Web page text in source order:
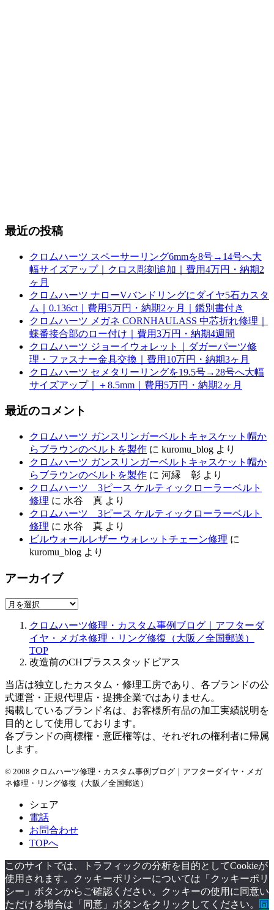
最近の投稿
クロムハーツ スペーサーリング6mmを8号→14号へ大
幅サイズアップ｜クロス彫刻追加｜費用4万円・納期2
ヶ月
クロムハーツ ナローVバンドリングにダイヤ5石カスタ
ム｜0.136ct｜費用5万円・納期2ヶ月｜鑑別書付き
クロムハーツ メガネ CORNHAULASS 中芯折れ修理｜
蝶番接合部のロー付け｜費用3万円・納期4週間
クロムハーツ ジョーイウォレット｜ダガーパーツ修
理・ファスナー金具交換｜費用10万円・納期3ヶ月
クロムハーツ セメタリーリングを19.5号→28号へ大幅
サイズアップ｜＋8.5mm｜費用5万円・納期2ヶ月
最近のコメント
クロムハーツ ガンスリンガーベルトキャスケット帽か
らブラウンのベルトを製作 に kuromu_blog より
クロムハーツ ガンスリンガーベルトキャスケット帽か
らブラウンのベルトを製作 に 河縁 彰 より
クロムハーツ 3ピース ケルティックローラーベルト
修理 に 水谷 真 より
クロムハーツ 3ピース ケルティックローラーベルト
修理 に 水谷 真 より
ビルウォールレザー ウォレットチェーン修理 に
kuromu_blog より
アーカイブ
ア
クロムハーツ修理・カスタム事例ブログ｜アフターダ
イヤ・メガネ修理・リング修復（大阪／全国郵送）
TOP
改造前のCHプラススタッドピアス
当店は独立したカスタム・修理工房であり、各ブランドの公
式運営・正規代理店・提携企業ではありません。
掲載しているブランド名は、お客様所有品の加工実績説明を
目的として使用しております。
各ブランドの商標権・意匠権等は、それぞれの権利者に帰属
します。
© 2008 クロムハーツ修理・カスタム事例ブログ｜アフターダイヤ・メガ
ネ修理・リング修復（大阪／全国郵送）
シェア
電話
お問合わせ
TOPへ
このサイトでは、トラフィックの分析を目的としてCookieが
使用されます。クッキーポリシーについては「クッキーポリ
シー」ボタンからご確認ください。クッキーの使用に同意い
ただける場合は「同意」ボタンをクリックしてください。
同